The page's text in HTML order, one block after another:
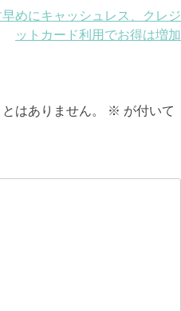
早めにキャッシュレス、クレジ
ットカード利用でお得は増加
はありません。 ※ が付いて